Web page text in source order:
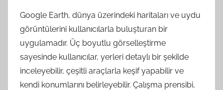
Google Earth, dünya üzerindeki haritaları ve uydu
görüntülerini kullanıcılarla buluşturan bir
uygulamadır. Üç boyutlu görselleştirme
sayesinde kullanıcılar, yerleri detaylı bir şekilde
inceleyebilir, çeşitli araçlarla keşif yapabilir ve
kendi konumlarını belirleyebilir. Çalışma prensibi,